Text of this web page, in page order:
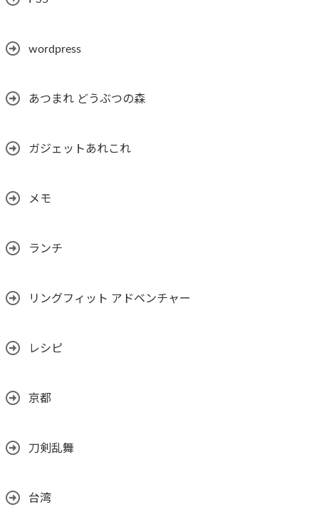
wordpress
あつまれ どうぶつの森
ガジェットあれこれ
メモ
ランチ
リングフィット アドベンチャー
レシピ
京都
刀剣乱舞
台湾